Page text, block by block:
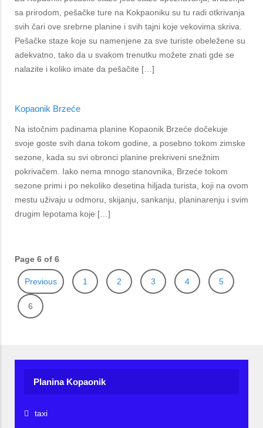
sa prirodom, pešačke ture na Kokpaoniku su tu radi otkrivanja
svih čari ove srebrne planine i svih tajni koje vekovima skriva.
Pešačke staze koje su namenjene za sve turiste obeležene su
adekvatno, tako da u svakom trenutku možete znati gde se
nalazite i koliko imate da pešačite […]
Kopaonik Brzeće
Na istočnim padinama planine Kopaonik Brzeće dočekuje
svoje goste svih dana tokom godine, a posebno tokom zimske
sezone, kada su svi obronci planine prekriveni snežnim
pokrivačem. Iako nema mnogo stanovnika, Brzeće tokom
sezone primi i po nekoliko desetina hiljada turista, koji na ovom
mestu uživaju u odmoru, skijanju, sankanju, planinarenju i svim
drugim lepotama koje […]
Page 6 of 6
Previous 1 2 3 4 5
6
Planina Kopaonik
taxi